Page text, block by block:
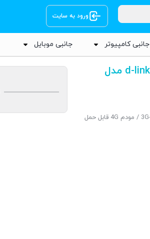
ورود به سایت
جانبی کامپیوتر جانبی موبایل
مودم 4G قابل حمل دی لینک d-link مدل
/ مودم 4G قابل حمل